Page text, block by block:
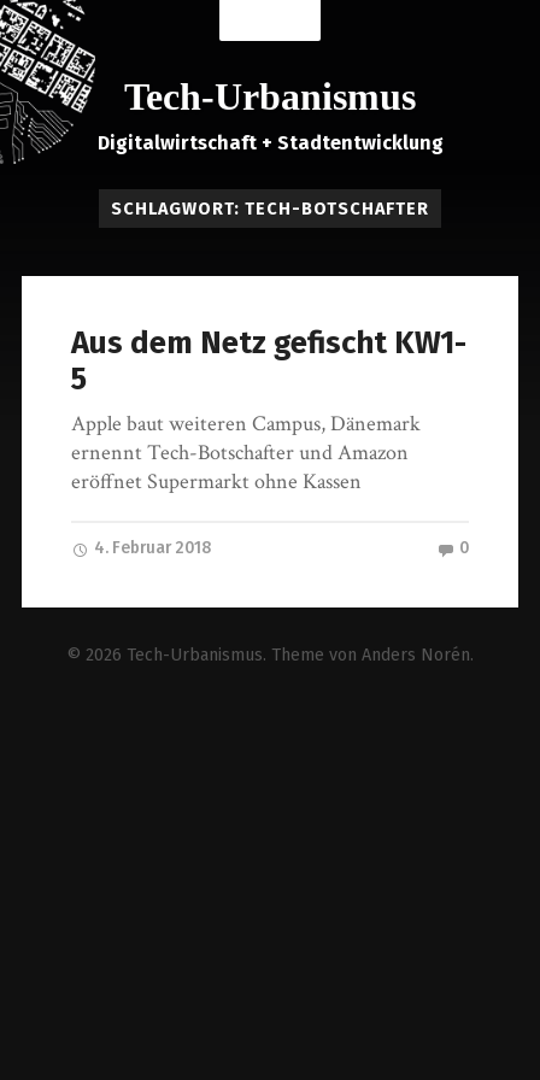
Tech-Urbanismus
Digitalwirtschaft + Stadtentwicklung
SCHLAGWORT: TECH-BOTSCHAFTER
Aus dem Netz gefischt KW1-
5
Apple baut weiteren Campus, Dänemark
ernennt Tech-Botschafter und Amazon
eröffnet Supermarkt ohne Kassen
4. Februar 2018 0
© 2026 Tech-Urbanismus. Theme von Anders Norén.